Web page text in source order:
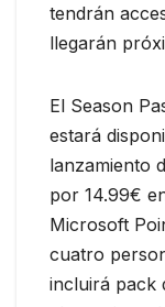
tendrán
llegarán
El Season
estará
lanzamiento
por 14.99€
Microsoft
cuatro
incluirá pack